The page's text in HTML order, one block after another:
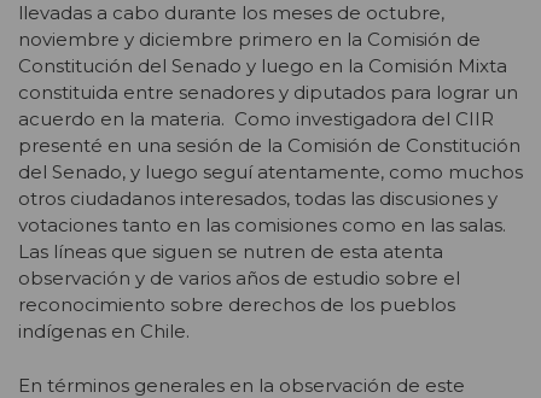
llevadas a cabo durante los meses de octubre,
noviembre y diciembre primero en la Comisión de
Constitución del Senado y luego en la Comisión Mixta
constituida entre senadores y diputados para lograr un
acuerdo en la materia. Como investigadora del CIIR
presenté en una sesión de la Comisión de Constitución
del Senado, y luego seguí atentamente, como muchos
otros ciudadanos interesados, todas las discusiones y
votaciones tanto en las comisiones como en las salas.
Las líneas que siguen se nutren de esta atenta
observación y de varios años de estudio sobre el
reconocimiento sobre derechos de los pueblos
indígenas en Chile.
En términos generales en la observación de este